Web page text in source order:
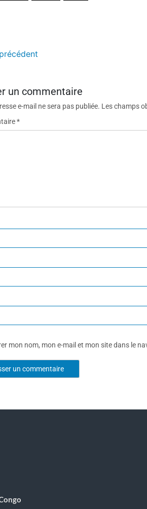
un commentaire
e-mail ne sera pas publiée. Les champs
*
mon nom, mon e-mail et mon site dans le